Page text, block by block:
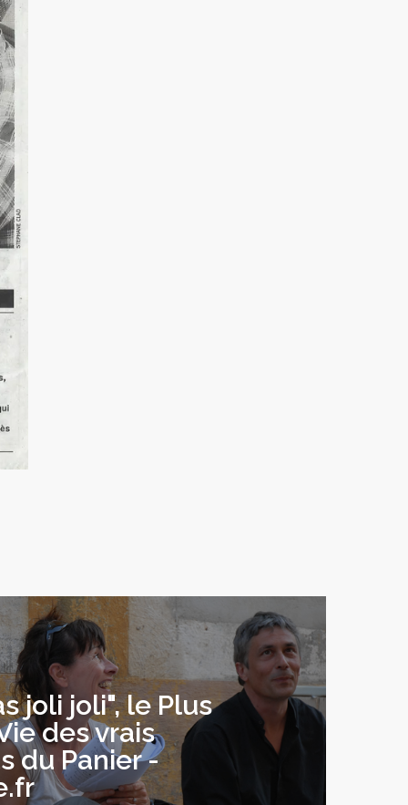
joli joli", le Plus
des vrais
du Panier -